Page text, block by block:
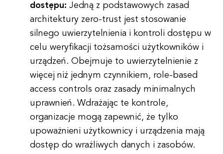
dostępu: Jedną z podstawowych zasad
architektury zero-trust jest stosowanie
silnego uwierzytelnienia i kontroli dostępu w
celu weryfikacji tożsamości użytkowników i
urządzeń. Obejmuje to uwierzytelnienie z
więcej niż jednym czynnikiem, role-based
access controls oraz zasady minimalnych
uprawnień. Wdrażając te kontrole,
organizacje mogą zapewnić, że tylko
upoważnieni użytkownicy i urządzenia mają
dostęp do wrażliwych danych i zasobów.